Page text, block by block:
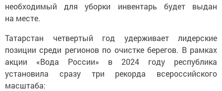
необходимый для уборки инвентарь будет выдан
на месте.
Татарстан четвертый год удерживает лидерские
позиции среди регионов по очистке берегов. В рамках
акции «Вода России» в 2024 году республика
установила сразу три рекорда всероссийского
масштаба: